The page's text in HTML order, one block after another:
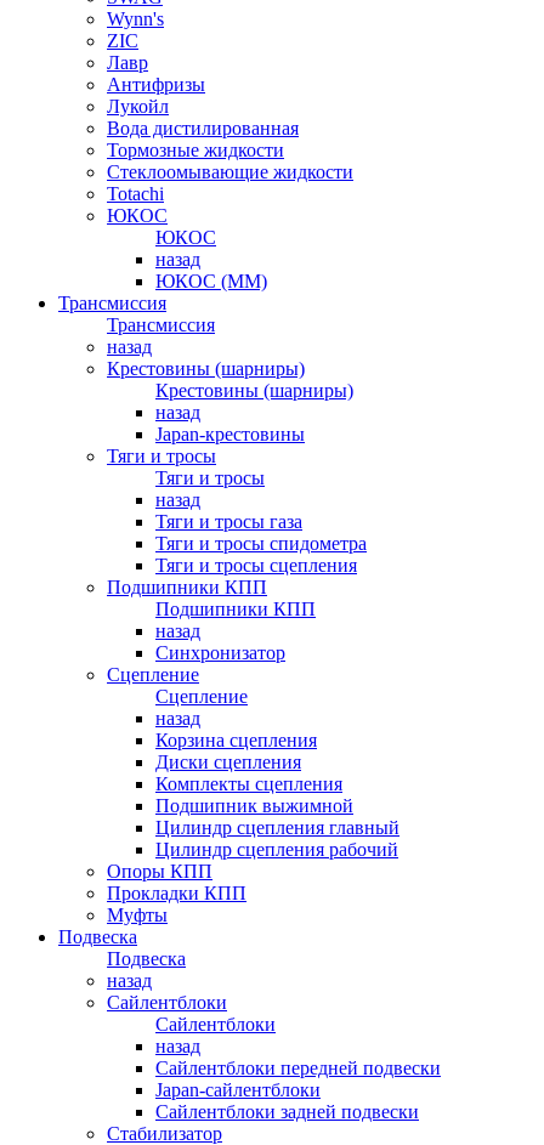
Wynn's
ZIC
Лавр
Антифризы
Лукойл
Вода дистилированная
Тормозные жидкости
Стеклоомывающие жидкости
Totachi
ЮКОС
ЮКОС
назад
ЮКОС (ММ)
Трансмиссия
Трансмиссия
назад
Крестовины (шарниры)
Крестовины (шарниры)
назад
Japan-крестовины
Тяги и тросы
Тяги и тросы
назад
Тяги и тросы газа
Тяги и тросы спидометра
Тяги и тросы сцепления
Подшипники КПП
Подшипники КПП
назад
Синхронизатор
Сцепление
Сцепление
назад
Корзина сцепления
Диски сцепления
Комплекты сцепления
Подшипник выжимной
Цилиндр сцепления главный
Цилиндр сцепления рабочий
Опоры КПП
Прокладки КПП
Муфты
Подвеска
Подвеска
назад
Сайлентблоки
Сайлентблоки
назад
Сайлентблоки передней подвески
Japan-сайлентблоки
Сайлентблоки задней подвески
Стабилизатор